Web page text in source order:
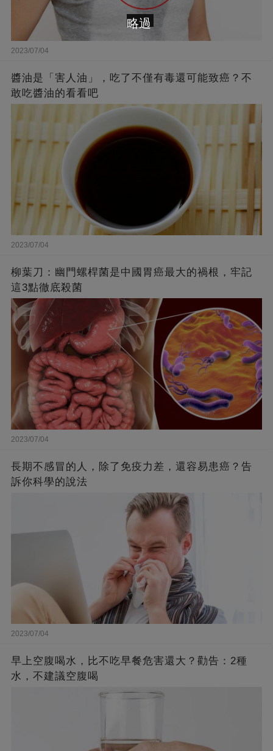
2023/07/04
醬油是「害人油」，吃了不僅有毒還可能致癌？不
敢吃醬油的看看吧
2023/07/04
柳葉刀：幽門螺桿菌是中國胃癌最大的禍根，牢記
這3點徹底殺菌
2023/07/04
長期不感冒的人，除了免疫力差，還容易患癌？告
訴你科學的說法
2023/07/04
早上空腹喝水，比不吃早餐危害還大？勸告：2種
水，不建議空腹喝
略過